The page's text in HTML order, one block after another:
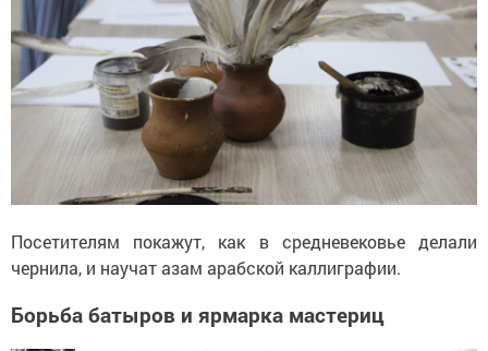
Посетителям покажут, как в средневековье делали
чернила, и научат азам арабской каллиграфии.
Борьба батыров и ярмарка мастериц